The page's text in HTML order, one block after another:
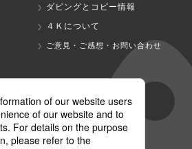
ダビングとコピー情報
４Ｋについて
ご意見・ご感想・お問い合わせ
テレ朝チャンネル